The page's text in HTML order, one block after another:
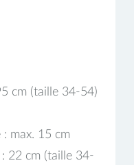
cm (taille 34-54)
max. 15 cm
22 cm (taille 34-